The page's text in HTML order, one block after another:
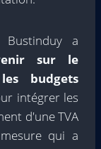
a
sur le
budgets
intégrer les
d'une TVA
qui a